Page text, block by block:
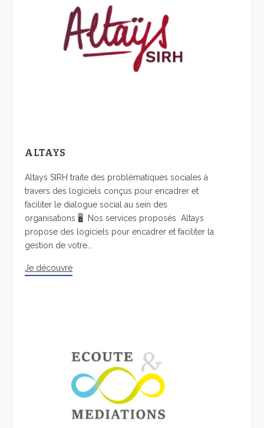
ALTAYS
Altays SIRH traite des problématiques sociales à
travers des logiciels conçus pour encadrer et
faciliter le dialogue social au sein des
organisations 🖥️ Nos services proposés Altays
propose des logiciels pour encadrer et faciliter la
gestion de votre...
Je découvre